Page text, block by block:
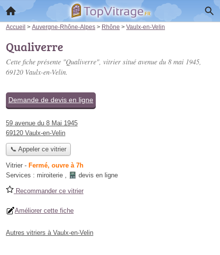
Accueil > Auvergne-Rhône-Alpes > Rhône > Vaulx-en-Velin
Qualiverre
Cette fiche présente "Qualiverre", vitrier situé avenue du 8 mai 1945,
69120 Vaulx-en-Velin.
Demande de devis en ligne
59 avenue du 8 Mai 1945
69120 Vaulx-en-Velin
📞 Appeler ce vitrier
Vitrier - Fermé, ouvre à 7h
Services : miroiterie , devis en ligne
Recommander ce vitrier
Améliorer cette fiche
Autres vitriers à Vaulx-en-Velin